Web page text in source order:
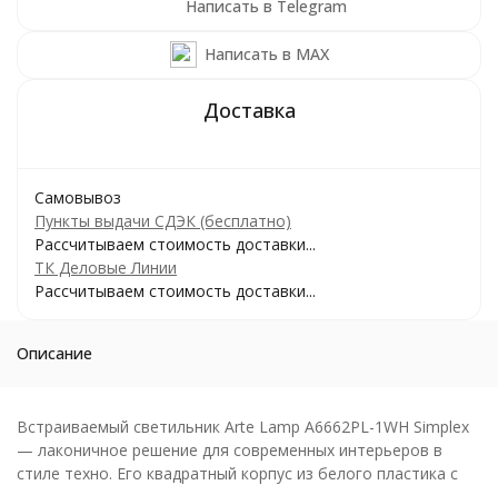
Написать в Telegram
Написать в MAX
Самовывоз
Пункты выдачи СДЭК (бесплатно)
Рассчитываем стоимость доставки...
ТК Деловые Линии
Рассчитываем стоимость доставки...
Описание
Встраиваемый светильник Arte Lamp A6662PL-1WH Simplex
— лаконичное решение для современных интерьеров в
стиле техно. Его квадратный корпус из белого пластика с